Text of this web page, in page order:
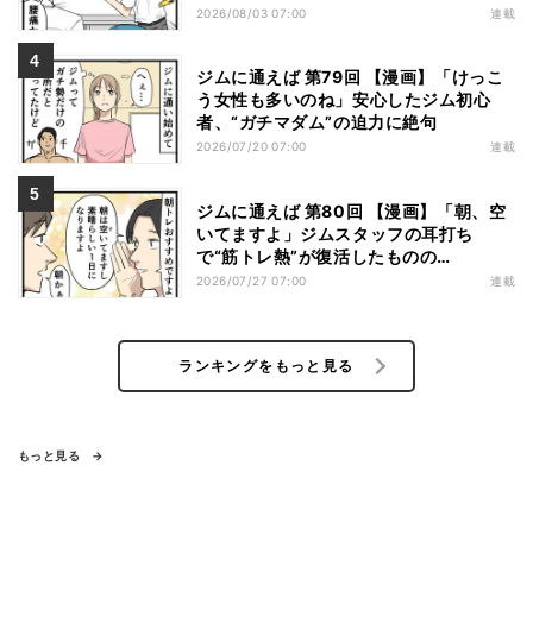
2026/08/03 07:00 連載
ジムに通えば 第79回 【漫画】「けっこ
う女性も多いのね」安心したジム初心
者、“ガチマダム”の迫力に絶句
2026/07/20 07:00 連載
ジムに通えば 第80回 【漫画】「朝、空
いてますよ」ジムスタッフの耳打ち
で“筋トレ熱”が復活したものの…
2026/07/27 07:00 連載
ランキングをもっと見る
もっと見る